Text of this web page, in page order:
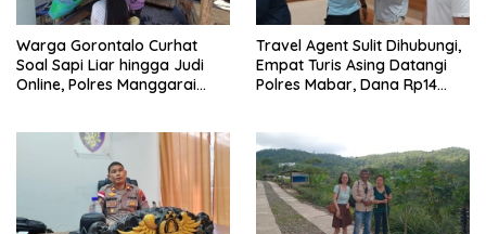
Warga Gorontalo Curhat
Soal Sapi Liar hingga Judi
Online, Polres Manggarai
Travel Agent Sulit Dihubungi,
Empat Turis Asing Datangi
Polres Mabar, Dana Rp14